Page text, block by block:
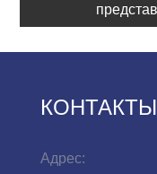
КОНТАКТЫ
Адрес: